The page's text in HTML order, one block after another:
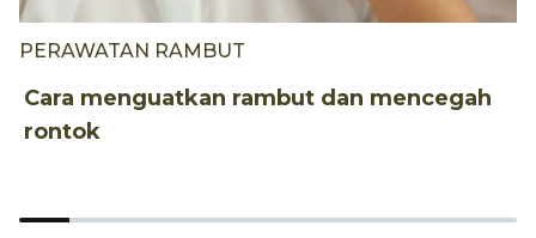
PERAWATAN RAMBUT
Cara menguatkan rambut dan mencegah
rontok